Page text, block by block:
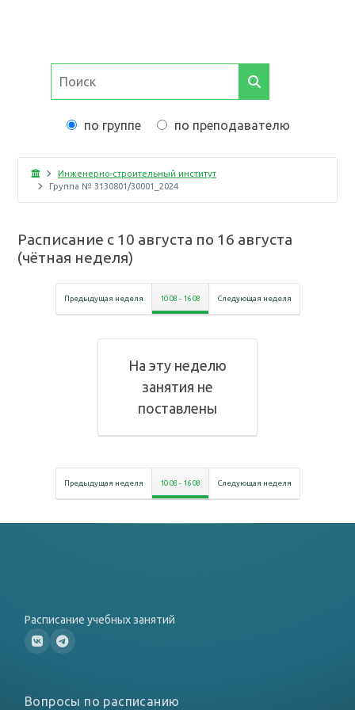
по группе по преподавателю
Инженерно-строительный институт
Группа № 3130801/30001_2024
Расписание с 10 августа по 16 августа
(чётная неделя)
Предыдущая неделя 10 08 - 16 08 Следующая неделя
На эту неделю
занятия не
поставлены
Предыдущая неделя 10 08 - 16 08 Следующая неделя
Расписание учебных занятий
Вопросы по расписанию